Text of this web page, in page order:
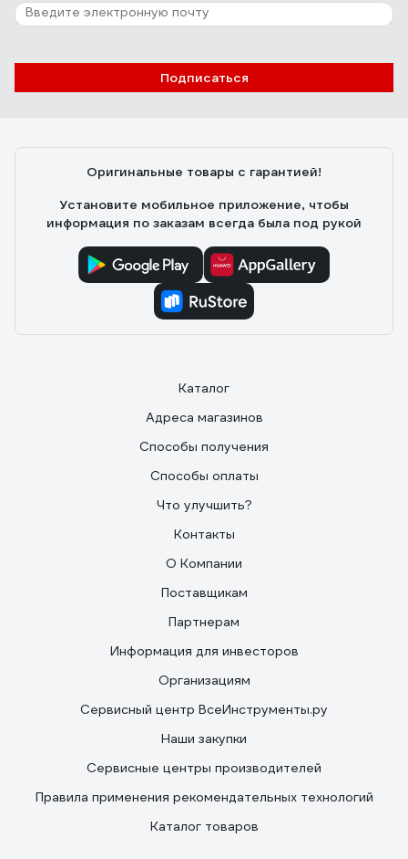
Подписаться
Оригинальные товары с гарантией!
Установите мобильное приложение, чтобы
информация по заказам всегда была под рукой
Каталог
Адреса магазинов
Способы получения
Способы оплаты
Что улучшить?
Контакты
О Компании
Поставщикам
Партнерам
Информация для инвесторов
Организациям
Сервисный центр ВсеИнструменты.ру
Наши закупки
Сервисные центры производителей
Правила применения рекомендательных технологий
Каталог товаров